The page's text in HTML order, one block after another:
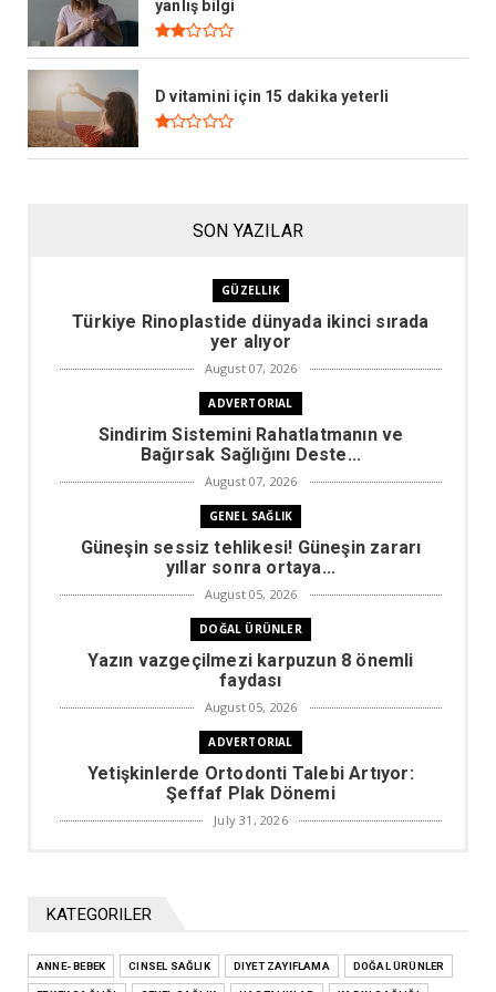
yanlış bilgi
D vitamini için 15 dakika yeterli
SON YAZILAR
GÜZELLIK
Türkiye Rinoplastide dünyada ikinci sırada
yer alıyor
August 07, 2026
ADVERTORIAL
Sindirim Sistemini Rahatlatmanın ve
Bağırsak Sağlığını Deste...
August 07, 2026
GENEL SAĞLIK
Güneşin sessiz tehlikesi! Güneşin zararı
yıllar sonra ortaya...
August 05, 2026
DOĞAL ÜRÜNLER
Yazın vazgeçilmezi karpuzun 8 önemli
faydası
August 05, 2026
ADVERTORIAL
Yetişkinlerde Ortodonti Talebi Artıyor:
Şeffaf Plak Dönemi
July 31, 2026
ADVERTORIAL
KATEGORILER
ANNE- BEBEK CINSEL SAĞLIK DIYET ZAYIFLAMA DOĞAL ÜRÜNLER